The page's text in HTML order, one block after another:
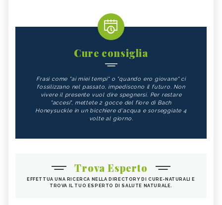
Cure consiglia
Frasi come "ai miei tempi" o "quando ero giovane" ci
fossilizzano nel passato, impediscono il futuro. Non
vivere il presente vuol dire spegnersi. Per restare
"accesi", mettete 2 gocce del fiore di Bach
Honeysuckle in un bicchiere d'acqua e sorseggiate 4
volte al giorno.
Trova Esperto
EFFETTUA UNA RICERCA NELLA DIRECTORY DI CURE-NATURALI E
TROVA IL TUO ESPERTO DI SALUTE NATURALE.